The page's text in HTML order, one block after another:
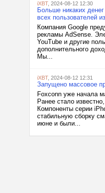
iXBT, 2024-08-12 12:30
Больше никаких
всех пользователей
Компания Google
рекламы AdSense.
YouTube и другие
дополнительного
Мы...
iXBT, 2024-08-12 12:31
Запущено массовое
Foxconn уже начала
Ранее стало
Компоненты серии
стабильную сборку
июне и были...